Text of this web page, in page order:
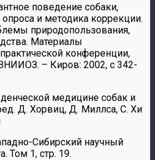
поведение собаки,
и методика коррекции.
природопользования,
Материалы
конференции,
– Киров: 2002, с 342-
медицине собак и
Д. Хорвиц, Д. Миллса, С. Хи
Сибирский научный
Том 1, стр. 19.